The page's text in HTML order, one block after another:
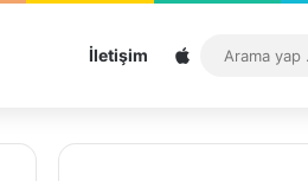
İletişim Sitemap